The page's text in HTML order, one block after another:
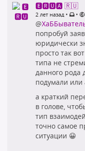
🅴🆁🆄🅰 🇷🇺
2 лет назад • •
@
попробуй
юридически
просто так
типа не
данного рода
подумали или
а краткий
в голове,
тип
точно самое
ситуации 😀